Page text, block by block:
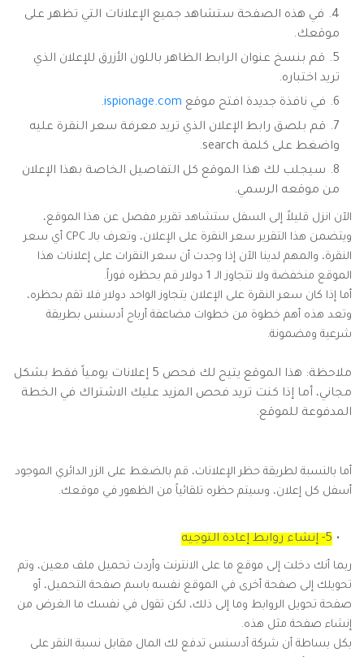
في هذه الصفحة ستشاهد جميع الإعلانات التي تظهر على
موقعك.
قم بنسخ عنوان الرابط الظاهر باللون الأزرق للإعلان الذي
تريد اختباره.
في نافذة جديدة افتح موقع ispionage.com
.
قم بلصق رابط الإعلان الذي تريد معرفة سعر النقرة عليه
واضغط على كلمة search.
سيجلب لك هذا الموقع كل التفاصيل الخاصة بهذا الإعلان
من موقعه الرسمي.
الآن انزل قليلاً إلى السفل ستشاهد تقرير مفصل عن هذا الموقع،
ويتضمن هذا التقرير سعر النقرة على الإعلان، وتعرف بالـ CPC أي سعر
النقرة، والمهم لدينا الآن إذا وجدت أن سعر النقرات على إعلانات هذا
الموقع منخفضة ولا تتجاوز الـ 1 دولار قم بحظره فوراً.
أما إذا كان سعر النقرة على الإعلان يتجاوز الواحد دولار فلا تقم بحظره،
وتعد هذه أهم خطوة من خطوات مضاعفة أرباح أدسنس بطريقة
شرعية ومضمونة.
ملاحظة: هذا الموقع يتيح لك فحص 5 إعلانات يومياً فقط بشكل
مجاني، أما إذا كنت تريد فحص المزيد عليك الاشتراك في الخطة
المدفوعة للموقع.
أما بالنسبة لطريقة حظر الإعلانات، قم بالضغط على الزر الدائري الموجود
أسفل كل إعلان، وسيتم حظره تلقائياً من الظهور في موقعك.
5- إنشاء روابط إعادة التوجيه
ربما أنك دخلت إلى موقع ما على الانترنت وأردت تحميل ملف معين، وتم
تحويلك إلى صفحة أخرى في الموقع نفسه باسم صفحة التحميل، أو
صفحة تحويل الروابط وما إلى ذلك، لكن تقول في نفسك ما الغرض من
إنشاء صفحة مثل هذه.
بكل بساطة أن شركة أدسنس تدفع لك المال مقابل نسبة النقر على